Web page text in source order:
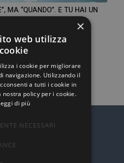
MA “QUANDO”. E TU HAI UN
e scoprire che i server…
×
web utilizza
cookie
i cookie per migliorare
navigazione. Utilizzando il
a tutti i cookie in
nostra policy per i cookie.
di più
NECESSARI